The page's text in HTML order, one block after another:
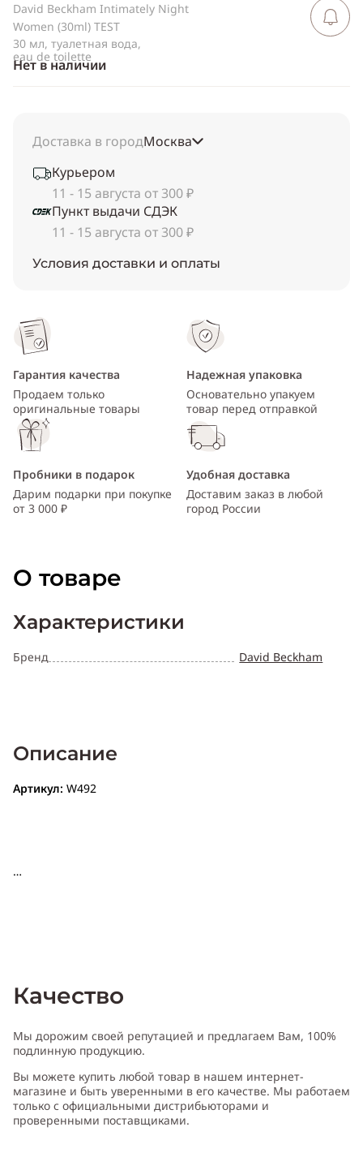
David Beckham Intimately Night
Women (30ml) TEST
30 мл, туалетная вода,
eau de toilette
Нет в наличии
Сообщить
Доставка в городМосква
Курьером
11 - 15 августа от 300 ₽
Пункт выдачи СДЭК
11 - 15 августа от 300 ₽
Условия доставки и оплаты
Гарантия качества
Продаем только
оригинальные товары
Надежная упаковка
Основательно упакуем
товар перед отправкой
Пробники в подарок
Дарим подарки при покупке
от 3 000 ₽
Удобная доставка
Доставим заказ в любой
город России
О товаре
Характеристики
Бренд David Beckham
Описание
Артикул: W492
Качество
Мы дорожим своей репутацией и предлагаем Вам, 100%
подлинную продукцию.
Вы можете купить любой товар в нашем интернет-
магазине и быть уверенными в его качестве. Мы работаем
только с официальными дистрибьюторами и
проверенными поставщиками.